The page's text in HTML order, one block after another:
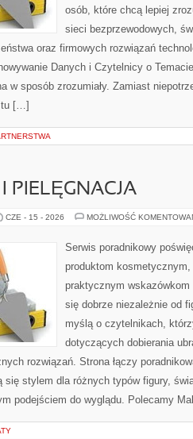
osób, które chcą lepiej
sieci bezprzewodowych,
oraz firmowych rozwiązań
Danych i Czytelnicy o
w sposób zrozumiały. Zamiast
tu […]
PIELĘGNACJA
CZE - 15 - 2026 MOŻLIWOŚĆ
Serwis poradnikowy
produktom
praktycznym
się dobrze niezależnie od
myślą o czytelnikach,
dotyczących dobierania
rozwiązań. Strona łączy
się stylem dla różnych typów figury,
podejściem do wyglądu. Polecamy